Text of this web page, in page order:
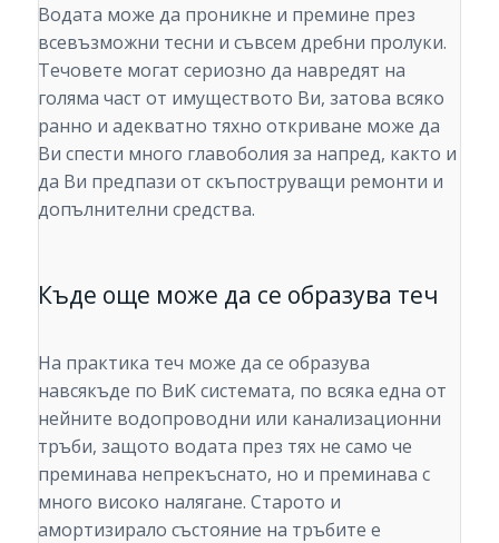
Водата може да проникне и премине през
всевъзможни тесни и съвсем дребни пролуки.
Течовете могат сериозно да навредят на
голяма част от имуществото Ви, затова всяко
ранно и адекватно тяхно откриване може да
Ви спести много главоболия за напред, както и
да Ви предпази от скъпоструващи ремонти и
допълнителни средства.
Къде още може да се образува теч
На практика теч може да се образува
навсякъде по ВиК системата, по всяка една от
нейните водопроводни или канализационни
тръби, защото водата през тях не само че
преминава непрекъснато, но и преминава с
много високо налягане. Старото и
амортизирало състояние на тръбите е